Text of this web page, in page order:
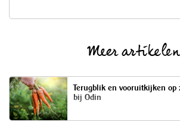
Meer artikelen
Terugblik en vooruitkijken op
bij Odin